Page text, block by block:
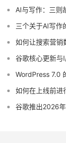
AI与写作：三则
三个关于AI写作
如何让搜索营销
谷歌核心更新与
WordPress 7.0
如何在上线前进
谷歌推出2026